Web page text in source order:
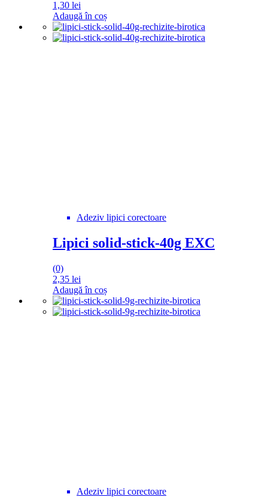
1,30 lei
Adaugă în coș
Adeziv lipici corectoare
Lipici solid-stick-40g EXC
(0)
2,35 lei
Adaugă în coș
Adeziv lipici corectoare